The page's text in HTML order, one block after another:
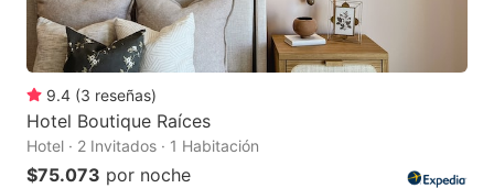
9.4 (3 reseñas)
Hotel Boutique Raíces
Hotel · 2 Invitados · 1 Habitación
$75.073 por noche